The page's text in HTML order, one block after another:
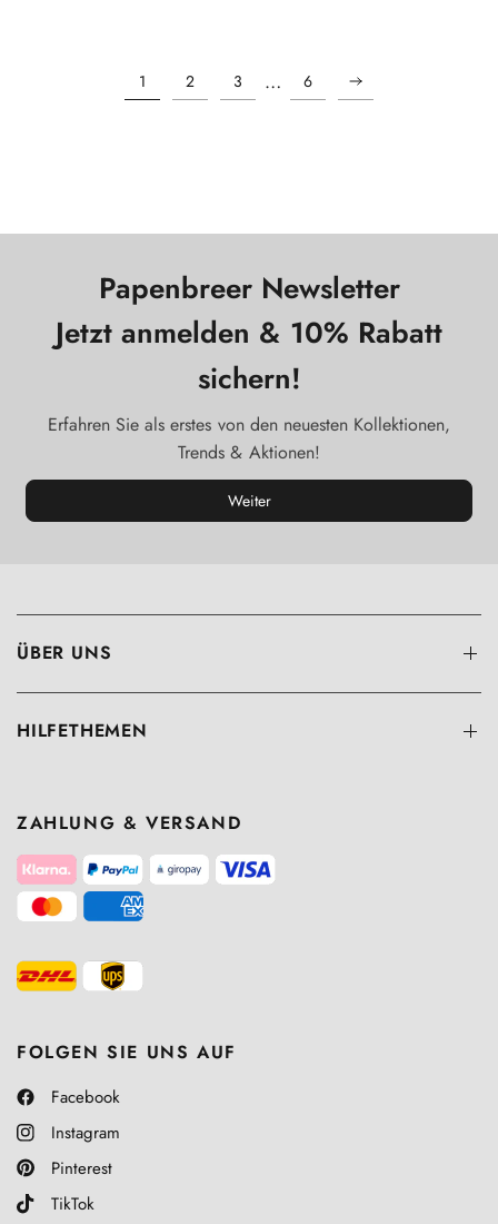
1 2 3 … 6
Papenbreer Newsletter
Jetzt anmelden & 10% Rabatt
sichern!
Erfahren Sie als erstes von den neuesten Kollektionen,
Trends & Aktionen!
Weiter
ÜBER UNS
HILFETHEMEN
ZAHLUNG & VERSAND
FOLGEN SIE UNS AUF
Facebook
Instagram
Pinterest
TikTok